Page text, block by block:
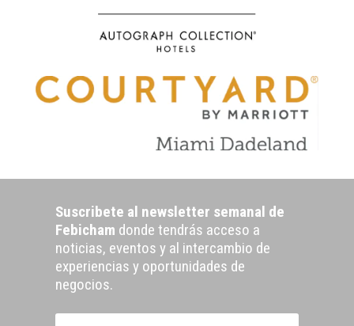
Suscribete al newsletter semanal de
Febicham donde tendrás acceso a
noticias, eventos y al intercambio de
experiencias y oportunidades de
negocios.